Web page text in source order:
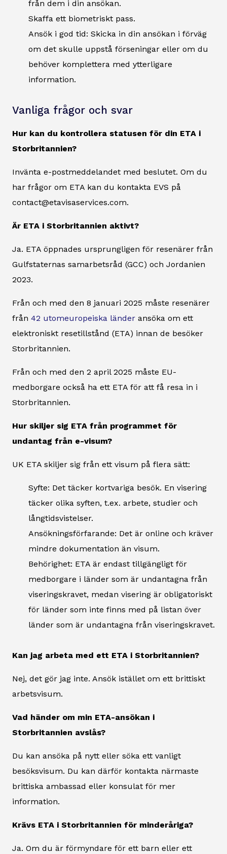
från dem i din ansökan.
Skaffa ett biometriskt pass.
Ansök i god tid: Skicka in din ansökan i förväg
om det skulle uppstå förseningar eller om du
behöver komplettera med ytterligare
information.
Vanliga frågor och svar
Hur kan du kontrollera statusen för din ETA i
Storbritannien?
Invänta e-postmeddelandet med beslutet. Om du
har frågor om ETA kan du kontakta EVS på
contact@etavisaservices.com.
Är ETA i Storbritannien aktivt?
Ja. ETA öppnades ursprungligen för resenärer från
Gulfstaternas samarbetsråd (GCC) och Jordanien
2023.
Från och med den 8 januari 2025 måste resenärer
från 42 utomeuropeiska länder ansöka om ett
elektroniskt resetillstånd (ETA) innan de besöker
Storbritannien.
Från och med den 2 april 2025 måste EU-
medborgare också ha ett ETA för att få resa in i
Storbritannien.
Hur skiljer sig ETA från programmet för
undantag från e-visum?
UK ETA skiljer sig från ett visum på flera sätt:
Syfte: Det täcker kortvariga besök. En visering
täcker olika syften, t.ex. arbete, studier och
långtidsvistelser.
Ansökningsförfarande: Det är online och kräver
mindre dokumentation än visum.
Behörighet: ETA är endast tillgängligt för
medborgare i länder som är undantagna från
viseringskravet, medan visering är obligatoriskt
för länder som inte finns med på listan över
länder som är undantagna från viseringskravet.
Kan jag arbeta med ett ETA i Storbritannien?
Nej, det gör jag inte. Ansök istället om ett brittiskt
arbetsvisum.
Vad händer om min ETA-ansökan i
Storbritannien avslås?
Du kan ansöka på nytt eller söka ett vanligt
besöksvisum. Du kan därför kontakta närmaste
brittiska ambassad eller konsulat för mer
information.
Krävs ETA i Storbritannien för minderåriga?
Ja. Om du är förmyndare för ett barn eller ett